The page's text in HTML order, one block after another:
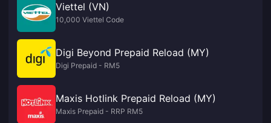
Viettel (VN)
10,000 Viettel Code
Digi Beyond Prepaid Reload (MY)
Digi Prepaid - RM5
Maxis Hotlink Prepaid Reload (MY)
Maxis Prepaid - RRP RM5